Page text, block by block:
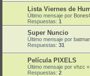
Lista Viernes de
Último mensaje por
Respuestas: 1
Super Nuncio
Último mensaje por
Respuestas: 31
Película PIXELS
Último mensaje por vhzc «
Respuestas: 2